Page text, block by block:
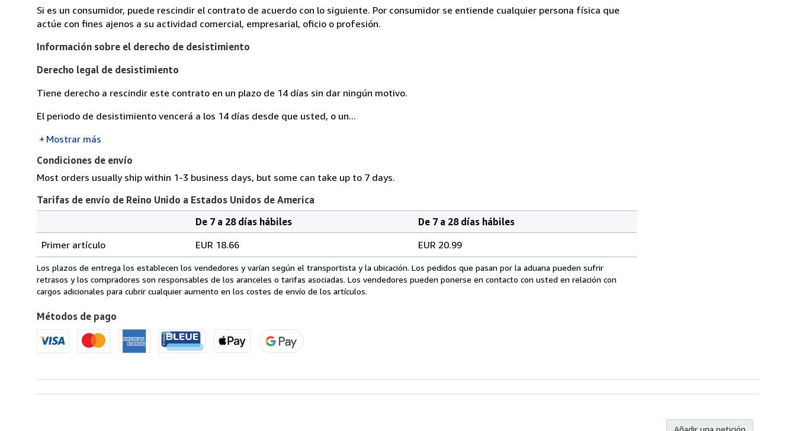
Si es un consumidor, puede rescindir el contrato de acuerdo con lo siguiente. Por consumidor se entiende cualquier persona física que
actúe con fines ajenos a su actividad comercial, empresarial, oficio o profesión.
Información sobre el derecho de desistimiento
Derecho legal de desistimiento
Tiene derecho a rescindir este contrato en un plazo de 14 días sin dar ningún motivo.
El periodo de desistimiento vencerá a los 14 días desde que usted, o un...
Mostrar más
Condiciones de envío
Most orders usually ship within 1-3 business days, but some can take up to 7 days.
Tarifas de envío de Reino Unido a Estados Unidos de America
de
envío
de
Reino
a
Estados
Unidos
de
pedido
De 7 a 28 días hábiles
De 7 a 28 días hábiles
Primer artículo
EUR 18.66 EUR 20.99
Los plazos de entrega los establecen los vendedores y varían según el transportista y la ubicación. Los pedidos que pasan por la aduana pueden sufrir
retrasos y los compradores son responsables de los aranceles o tarifas asociadas. Los vendedores pueden ponerse en contacto con usted en relación con
cargos adicionales para cubrir cualquier aumento en los costes de envío de los artículos.
Métodos de pago
Añadir una petición